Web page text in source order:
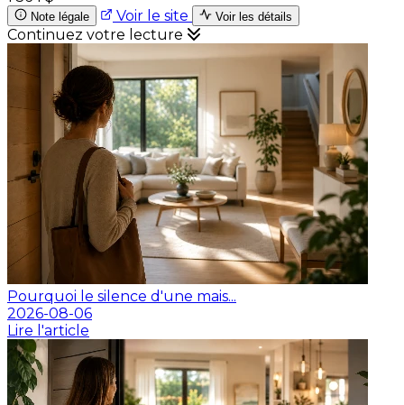
Note légale Voir le site Voir les détails
Continuez votre lecture
Pourquoi le silence d'une mais...
2026-08-06
Lire l'article